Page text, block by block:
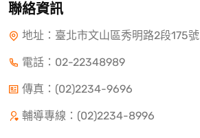
聯絡資訊
地址：臺北市文山區秀明路2段175號
電話： 02-22348989
傳真：(02)2234-9696
輔導專線：(02)2234-8996